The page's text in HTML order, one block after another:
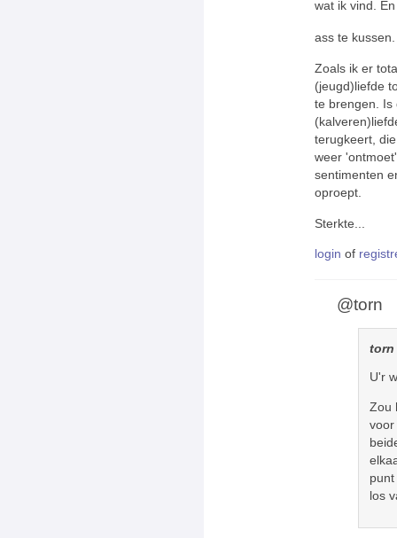
wat ik vind.
ass te
Zoals ik er
(jeugd)liefde
te brengen. Is
terugkeert,
weer
sentimenten
oproept.
Sterkte...
login of
@torn
torn
U'r
Zou
voor
los